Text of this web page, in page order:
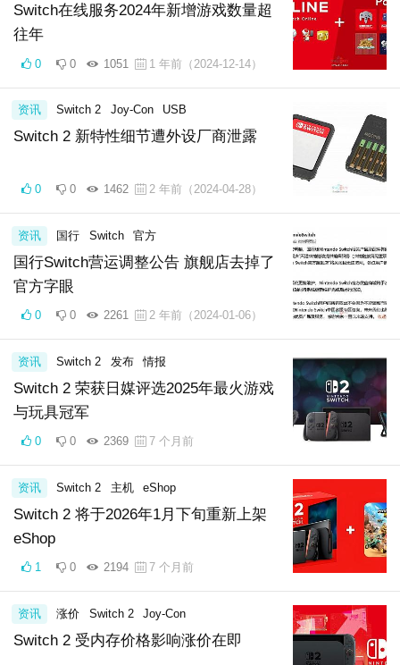
Switch在线服务2024年新增游戏数量超
往年
0 0 1051 1 年前（2024-12-14）
Switch 2 新特性细节遭外设厂商泄露
资讯 Switch 2 Joy-Con USB
0 0 1462 2 年前（2024-04-28）
国行Switch营运调整公告 旗舰店去掉了
官方字眼
资讯 国行 Switch 官方
0 0 2261 2 年前（2024-01-06）
Switch 2 荣获日媒评选2025年最火游戏
与玩具冠军
资讯 Switch 2 发布 情报
0 0 2369 7 个月前
Switch 2 将于2026年1月下旬重新上架
eShop
资讯 Switch 2 主机 eShop
1 0 2194 7 个月前
Switch 2 受内存价格影响涨价在即
资讯 涨价 Switch 2 Joy-Con